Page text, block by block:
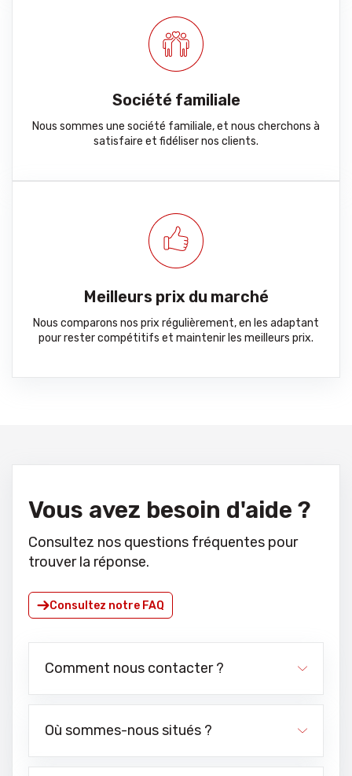
Société familiale
Nous sommes une société familiale, et nous cherchons à
satisfaire et fidéliser nos clients.
Meilleurs prix du marché
Nous comparons nos prix régulièrement, en les adaptant
pour rester compétitifs et maintenir les meilleurs prix.
Vous avez besoin d'aide ?
Consultez nos questions fréquentes pour
trouver la réponse.
Consultez notre FAQ
Comment nous contacter ?
Où sommes-nous situés ?